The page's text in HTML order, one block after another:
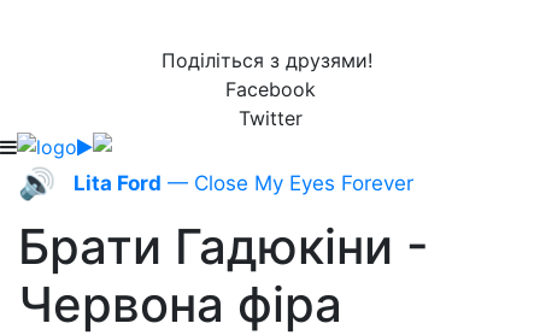
Поділіться з друзями!
Facebook
Twitter
🔊 Lita Ford — Close My Eyes Forever
Брати Гадюкіни -
Червона фіра